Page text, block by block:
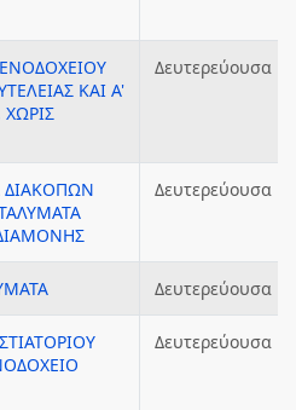
ΚΑΙ Α'
ΧΩΡΙΣ
Δευτερεύουσα
ΔΙΑΚΟΠΩΝ
Δευτερεύουσα
Δευτερεύουσα
Δευτερεύουσα